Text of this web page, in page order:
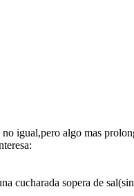
igual,pero algo mas
cucharada sopera de